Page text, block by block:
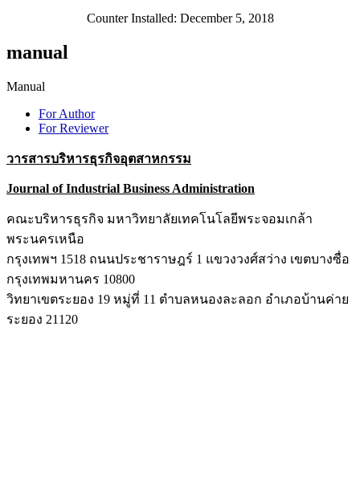
Counter Installed: December 5, 2018
manual
Manual
For Author
For Reviewer
วารสารบริหารธุรกิจอุตสาหกรรม
Journal of Industrial Business Administration
คณะบริหารธุรกิจ มหาวิทยาลัยเทคโนโลยีพระจอมเกล้า
พระนครเหนือ
กรุงเทพฯ 1518 ถนนประชาราษฎร์ 1 แขวงวงศ์สว่าง เขตบางซื่อ
กรุงเทพมหานคร 10800
วิทยาเขตระยอง 19 หมู่ที่ 11 ตำบลหนองละลอก อำเภอบ้านค่าย
ระยอง 21120